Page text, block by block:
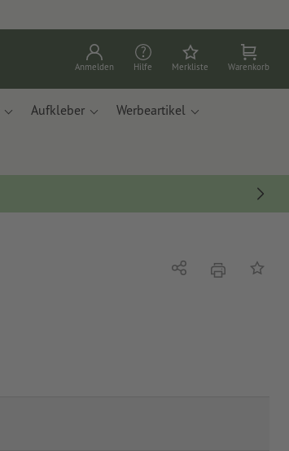
Anmelden Hilfe Merkliste Warenkorb
Aufkleber Werbeartikel
Teilen DruckenAuf